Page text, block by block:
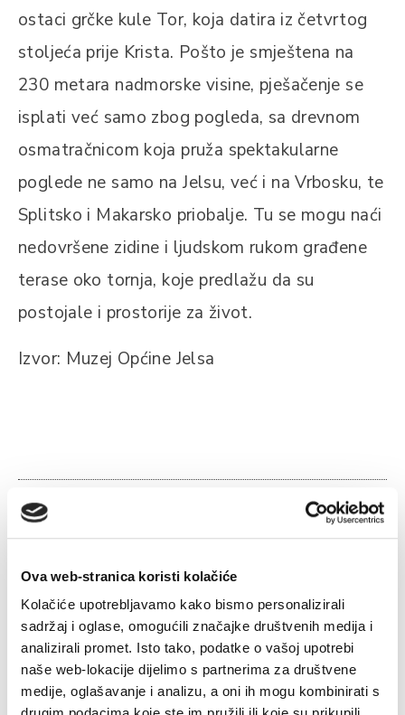
Ova web-stranica koristi kolačiće
Kolačiće upotrebljavamo kako bismo personalizirali
sadržaj i oglase, omogućili značajke društvenih medija i
analizirali promet. Isto tako, podatke o vašoj upotrebi
naše web-lokacije dijelimo s partnerima za društvene
medije, oglašavanje i analizu, a oni ih mogu kombinirati s
ostaci grčke kule Tor, koja datira iz četvrtog
stoljeća prije Krista. Pošto je smještena na
230 metara nadmorske visine, pješačenje se
isplati već samo zbog pogleda, sa drevnom
osmatračnicom koja pruža spektakularne
poglede ne samo na Jelsu, već i na Vrbosku, te
Splitsko i Makarsko priobalje. Tu se mogu naći
nedovršene zidine i ljudskom rukom građene
terase oko tornja, koje predlažu da su
postojale i prostorije za život.
Izvor: Muzej Općine Jelsa
Povezano